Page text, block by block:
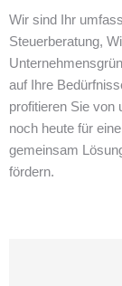
Wir sind Ihr
Steuerberatung,
auf Ihre
profitieren Sie von
noch heute für
gemeinsam
fördern.